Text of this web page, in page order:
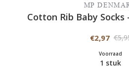
MP
Cotton Rib Baby
€2,97
Voorraad
1 stuk